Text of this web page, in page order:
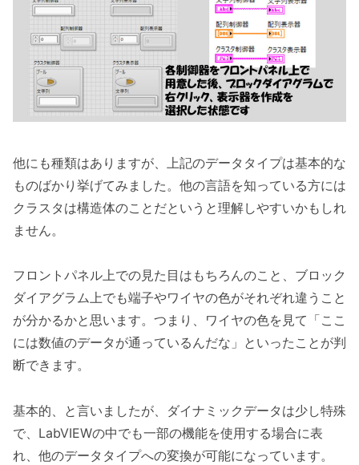
他にも種類はありますが、上記のデータタイプは基本的な
ものばかり挙げてみました。他の言語を知っている方には
クラスタは構造体のことだというと理解しやすいかもしれ
ません。
フロントパネル上での見た目はもちろんのこと、ブロック
ダイアグラム上でも端子やワイヤの色がそれぞれ違うこと
が分かるかと思います。つまり、ワイヤの色を見て「ここ
には数値のデータが通っているんだな」といったことが判
断できます。
基本的、と言いましたが、ダイナミックデータは少し特殊
で、LabVIEWの中でも一部の機能を使用する場合に表
れ、他のデータタイプへの変換が可能になっています。